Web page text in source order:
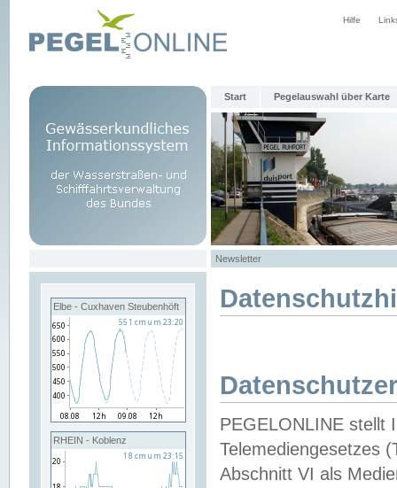
Hilfe
Start Pegelauswahl über Karte
Newsletter
Elbe - Cuxhaven Steubenhöft
RHEIN - Koblenz
PEGELONLINE stellt
Telemediengesetzes
Abschnitt VI als